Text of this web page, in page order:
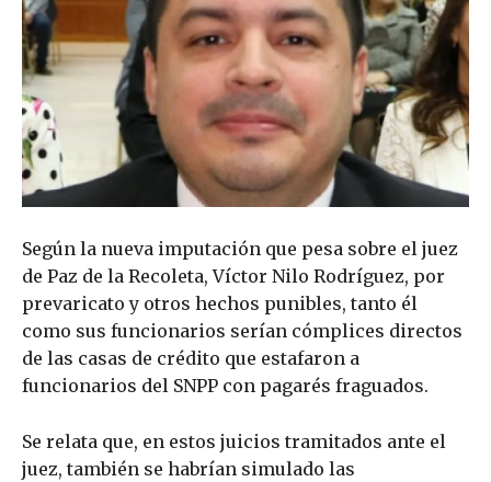
Según la nueva imputación que pesa sobre el juez
de Paz de la Recoleta, Víctor Nilo Rodríguez, por
prevaricato y otros hechos punibles, tanto él
como sus funcionarios serían cómplices directos
de las casas de crédito que estafaron a
funcionarios del SNPP con pagarés fraguados.
Se relata que, en estos juicios tramitados ante el
juez, también se habrían simulado las